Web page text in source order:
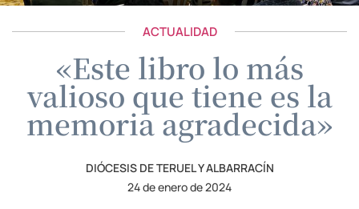
ACTUALIDAD
«Este libro lo más
valioso que tiene es la
memoria agradecida»
DIÓCESIS DE TERUEL Y ALBARRACÍN
24 de enero de 2024